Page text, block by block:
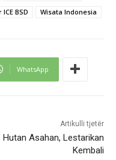
BSD Wisata Indonesia
WhatsApp
Artikulli tjetër
Hutan Asahan, Lestarikan
Kembali